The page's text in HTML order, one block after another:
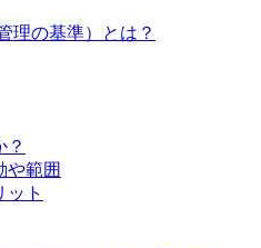
理の基準）とは？
？
や範囲
ット